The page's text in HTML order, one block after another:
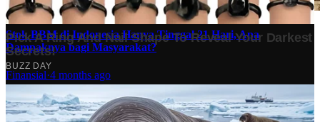
Stok BBM di Indonesia Hanya Tinggal 21 Hari, Apa
Dampaknya bagi Masyarakat?
Finansial·4 months ago
10 Makam Wali di Banten: Tempat Suci yang Memancarkan
Spiritualitas dan Sejarah